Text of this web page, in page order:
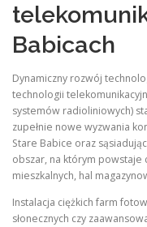
Babicach
Dynamiczny rozwój
technologii
systemów radioliniowych)
zupełnie nowe wyzwania
Stare Babice oraz
obszar, na którym powstaje
mieszkalnych, hal
Instalacja ciężkich farm
słonecznych czy